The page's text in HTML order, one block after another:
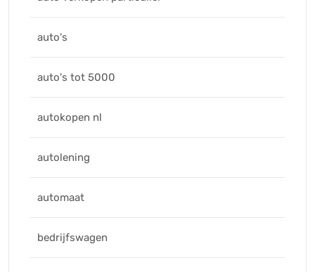
auto's
auto's tot 5000
autokopen nl
autolening
automaat
bedrijfswagen